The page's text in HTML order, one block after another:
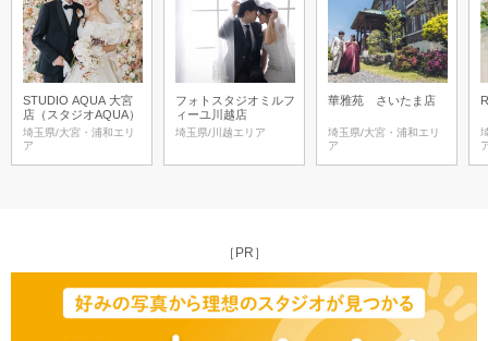
STUDIO AQUA 大宮
店（スタジオAQUA）
埼玉県/大宮・浦和エリ
ア
フォトスタジオミルフ
ィーユ川越店
埼玉県/川越エリア
華雅苑 さいたま店
埼玉県/大宮・浦和エリ
ア
［PR］